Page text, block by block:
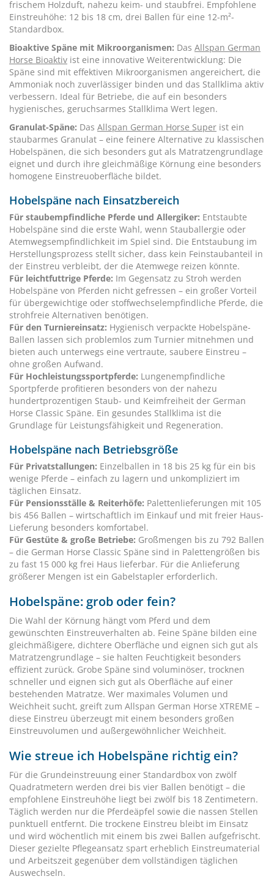
frischem Holzduft, nahezu keim- und staubfrei. Empfohlene
Einstreuhöhe: 12 bis 18 cm, drei Ballen für eine 12-m²-
Standardbox.
Bioaktive Späne mit Mikroorganismen: Das Allspan German
Horse Bioaktiv ist eine innovative Weiterentwicklung: Die
Späne sind mit effektiven Mikroorganismen angereichert, die
Ammoniak noch zuverlässiger binden und das Stallklima aktiv
verbessern. Ideal für Betriebe, die auf ein besonders
hygienisches, geruchsarmes Stallklima Wert legen.
Granulat-Späne: Das Allspan German Horse Super ist ein
staubarmes Granulat – eine feinere Alternative zu klassischen
Hobelspänen, die sich besonders gut als Matratzengrundlage
eignet und durch ihre gleichmäßige Körnung eine besonders
homogene Einstreuoberfläche bildet.
Hobelspäne nach Einsatzbereich
Für staubempfindliche Pferde und Allergiker: Entstaubte
Hobelspäne sind die erste Wahl, wenn Stauballergie oder
Atemwegsempfindlichkeit im Spiel sind. Die Entstaubung im
Herstellungsprozess stellt sicher, dass kein Feinstaubanteil in
der Einstreu verbleibt, der die Atemwege reizen könnte.
Für leichtfuttrige Pferde: Im Gegensatz zu Stroh werden
Hobelspäne von Pferden nicht gefressen – ein großer Vorteil
für übergewichtige oder stoffwechselempfindliche Pferde, die
strohfreie Alternativen benötigen.
Für den Turniereinsatz: Hygienisch verpackte Hobelspäne-
Ballen lassen sich problemlos zum Turnier mitnehmen und
bieten auch unterwegs eine vertraute, saubere Einstreu –
ohne großen Aufwand.
Für Hochleistungssportpferde: Lungenempfindliche
Sportpferde profitieren besonders von der nahezu
hundertprozentigen Staub- und Keimfreiheit der German
Horse Classic Späne. Ein gesundes Stallklima ist die
Grundlage für Leistungsfähigkeit und Regeneration.
Hobelspäne nach Betriebsgröße
Für Privatstallungen: Einzelballen in 18 bis 25 kg für ein bis
wenige Pferde – einfach zu lagern und unkompliziert im
täglichen Einsatz.
Für Pensionsställe & Reiterhöfe: Palettenlieferungen mit 105
bis 456 Ballen – wirtschaftlich im Einkauf und mit freier Haus-
Lieferung besonders komfortabel.
Für Gestüte & große Betriebe: Großmengen bis zu 792 Ballen
– die German Horse Classic Späne sind in Palettengrößen bis
zu fast 15 000 kg frei Haus lieferbar. Für die Anlieferung
größerer Mengen ist ein Gabelstapler erforderlich.
Hobelspäne: grob oder fein?
Die Wahl der Körnung hängt vom Pferd und dem
gewünschten Einstreuverhalten ab. Feine Späne bilden eine
gleichmäßigere, dichtere Oberfläche und eignen sich gut als
Matratzengrundlage – sie halten Feuchtigkeit besonders
effizient zurück. Grobe Späne sind voluminöser, trocknen
schneller und eignen sich gut als Oberfläche auf einer
bestehenden Matratze. Wer maximales Volumen und
Weichheit sucht, greift zum Allspan German Horse XTREME –
diese Einstreu überzeugt mit einem besonders großen
Einstreuvolumen und außergewöhnlicher Weichheit.
Wie streue ich Hobelspäne richtig ein?
Für die Grundeinstreuung einer Standardbox von zwölf
Quadratmetern werden drei bis vier Ballen benötigt – die
empfohlene Einstreuhöhe liegt bei zwölf bis 18 Zentimetern.
Täglich werden nur die Pferdeäpfel sowie die nassen Stellen
punktuell entfernt. Die trockene Einstreu bleibt im Einsatz
und wird wöchentlich mit einem bis zwei Ballen aufgefrischt.
Dieser gezielte Pflegeansatz spart erheblich Einstreumaterial
und Arbeitszeit gegenüber dem vollständigen täglichen
Auswechseln.